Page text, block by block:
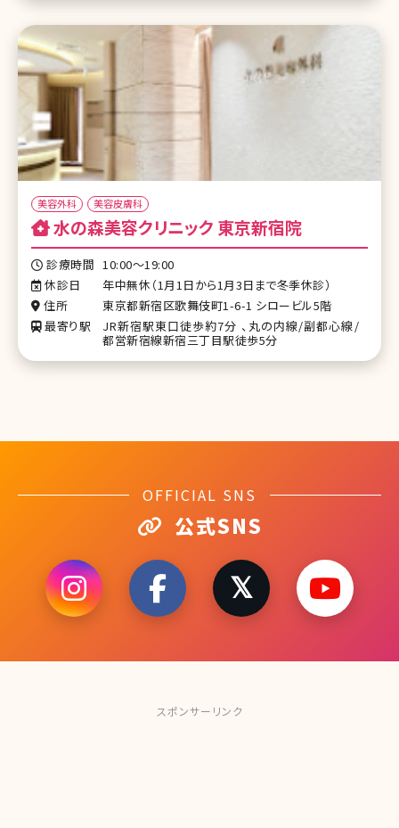
美容外科 美容皮膚科
水の森美容クリニック 東京新宿院
診療時間 10:00～19:00
休診日
年中無休（1月1日から1月3日まで冬季休診）
住所
東京都新宿区歌舞伎町1-6-1 シロービル5階
最寄り駅
JR新宿駅東口徒歩約7分 、丸の内線/副都心線/
都営新宿線新宿三丁目駅徒歩5分
OFFICIAL SNS
公式SNS
スポンサーリンク